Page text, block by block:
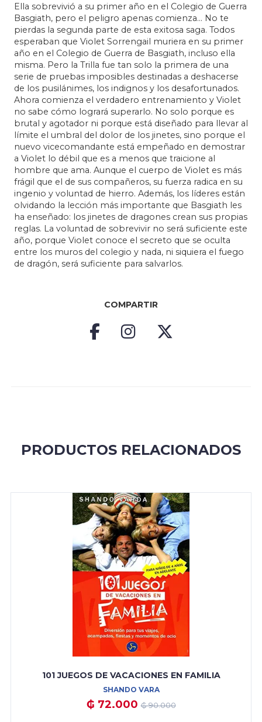
Ella sobrevivió a su primer año en el Colegio de Guerra
Basgiath, pero el peligro apenas comienza… No te
pierdas la segunda parte de esta exitosa saga. Todos
esperaban que Violet Sorrengail muriera en su primer
año en el Colegio de Guerra de Basgiath, incluso ella
misma. Pero la Trilla fue tan solo la primera de una
serie de pruebas imposibles destinadas a deshacerse
de los pusilánimes, los indignos y los desafortunados.
Ahora comienza el verdadero entrenamiento y Violet
no sabe cómo logrará superarlo. No solo porque es
brutal y agotador ni porque está diseñado para llevar al
límite el umbral del dolor de los jinetes, sino porque el
nuevo vicecomandante está empeñado en demostrar
a Violet lo débil que es a menos que traicione al
hombre que ama. Aunque el cuerpo de Violet es más
frágil que el de sus compañeros, su fuerza radica en su
ingenio y voluntad de hierro. Además, los líderes están
olvidando la lección más importante que Basgiath les
ha enseñado: los jinetes de dragones crean sus propias
reglas. La voluntad de sobrevivir no será suficiente este
año, porque Violet conoce el secreto que se oculta
entre los muros del colegio y nada, ni siquiera el fuego
de dragón, será suficiente para salvarlos.
COMPARTIR
PRODUCTOS RELACIONADOS
101 JUEGOS DE VACACIONES EN FAMILIA
SHANDO VARA
₲ 72.000₲ 90.000